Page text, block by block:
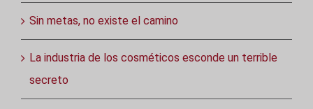
Sin metas, no existe el camino
La industria de los cosméticos esconde un terrible
secreto